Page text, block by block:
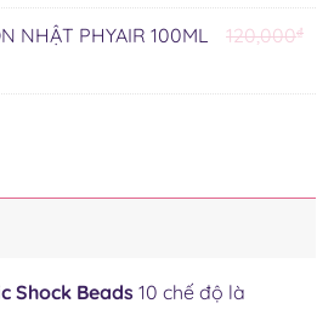
NHẬT PHYAIR 100ML 120,000₫
Shock Beads10 chế độ là